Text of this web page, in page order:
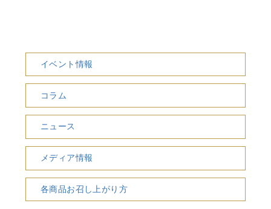
イベント情報
コラム
ニュース
メディア情報
各商品お召し上がり方